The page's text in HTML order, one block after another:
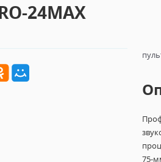
24MAX
75-